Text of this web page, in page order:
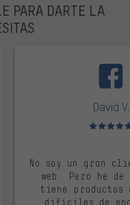
PARA DARTE LA
David V.
Valoración
No soy un gran
web. Pero he
tiene productos
difíciles de